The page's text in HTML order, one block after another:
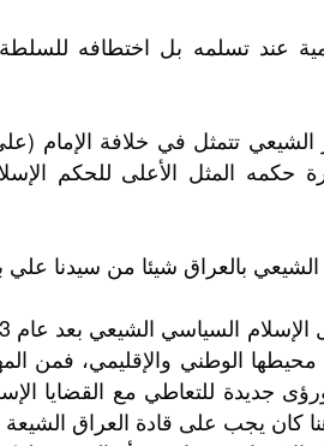
عند تسلمه بل اختطافه
الشيعي تتمثل في خلافة
حكمه المثل الأعلى للحكم
الشيعي بالعراق شيئا من سيدنا
الوطني والإقليمي، فمن
جديدة للتعاطي مع القضايا
يجب على قادة العراق